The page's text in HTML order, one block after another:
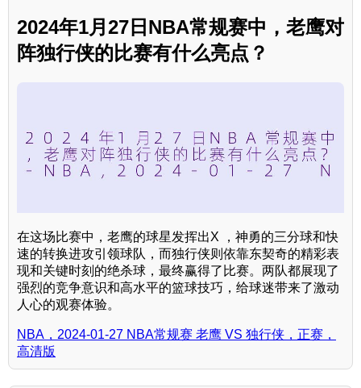
2024年1月27日NBA常规赛中，老鹰对
阵独行侠的比赛有什么亮点？
在这场比赛中，老鹰的球星发挥出X ，神勇的三分球和快
速的转换进攻引领球队，而独行侠则依靠东契奇的精彩表
现和关键时刻的绝杀球，最终赢得了比赛。两队都展现了
强烈的竞争意识和高水平的篮球技巧，给球迷带来了激动
人心的观赛体验。
NBA，2024-01-27 NBA常规赛 老鹰 VS 独行侠，正赛，
高清版